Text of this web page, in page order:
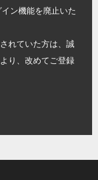
ン機能を廃止いた
れていた方は、誠
り、改めてご登録